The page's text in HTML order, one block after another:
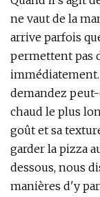
ne vaut de la
arrive parfois
permettent pas
immédiatement.
demandez
chaud le plus
goût et sa
garder la pizza
dessous, nous
manières d'y